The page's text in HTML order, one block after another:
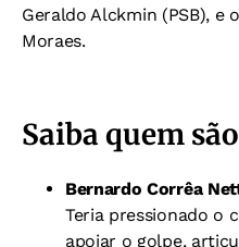
Geraldo Alckmin (PSB), e
Moraes.
Saiba quem
Bernardo Corrêa
Teria pressionado o
apoiar o golpe,